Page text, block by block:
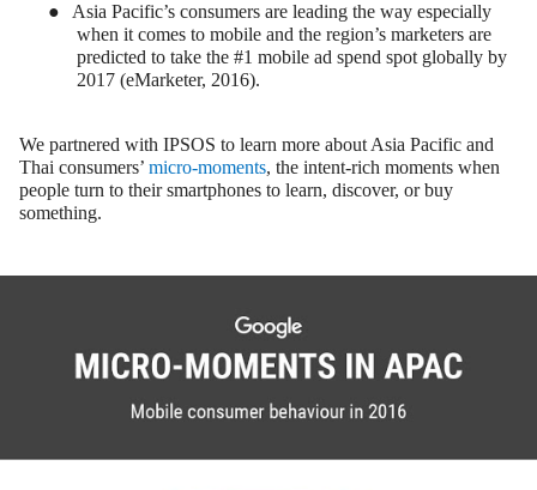
●
Asia Pacific’s consumers are leading the way especially
when it comes to mobile and the region’s marketers are
predicted to take the #1 mobile ad spend spot globally by
2017 (eMarketer, 2016).
We partnered with IPSOS to learn more about Asia Pacific and
Thai consumers’ micro-moments, the intent-rich moments when
people turn to their smartphones to learn, discover, or buy
something.